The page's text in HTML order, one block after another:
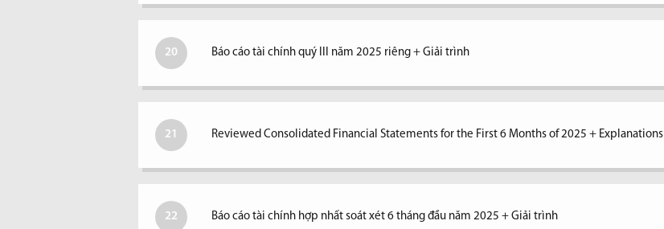
20 Báo cáo tài chính quý III năm 2025 riêng + Giải trình
21 Reviewed Consolidated Financial Statements for the First 6 Months of 2025 + Explanations
22 Báo cáo tài chính hợp nhất soát xét 6 tháng đầu năm 2025 + Giải trình